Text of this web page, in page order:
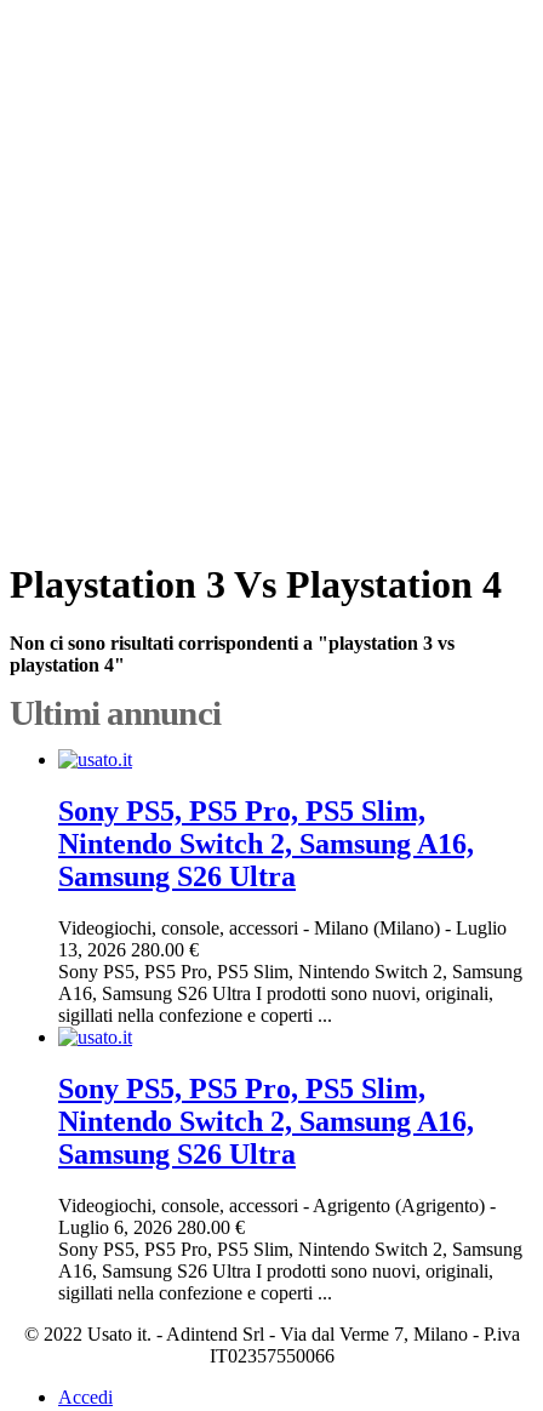
Playstation 3 Vs Playstation 4
Non ci sono risultati corrispondenti a "playstation 3 vs
playstation 4"
Ultimi annunci
Sony PS5, PS5 Pro, PS5 Slim,
Nintendo Switch 2, Samsung A16,
Samsung S26 Ultra
Videogiochi, console, accessori - Milano (Milano) - Luglio
13, 2026 280.00 €
Sony PS5, PS5 Pro, PS5 Slim, Nintendo Switch 2, Samsung
A16, Samsung S26 Ultra I prodotti sono nuovi, originali,
sigillati nella confezione e coperti ...
Sony PS5, PS5 Pro, PS5 Slim,
Nintendo Switch 2, Samsung A16,
Samsung S26 Ultra
Videogiochi, console, accessori - Agrigento (Agrigento) -
Luglio 6, 2026 280.00 €
Sony PS5, PS5 Pro, PS5 Slim, Nintendo Switch 2, Samsung
A16, Samsung S26 Ultra I prodotti sono nuovi, originali,
sigillati nella confezione e coperti ...
© 2022 Usato it. - Adintend Srl - Via dal Verme 7, Milano - P.iva
IT02357550066
Accedi